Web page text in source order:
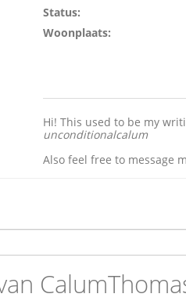
Status:
Woonplaats:
Hi! This used to be my
unconditionalcalum
Also feel free to message